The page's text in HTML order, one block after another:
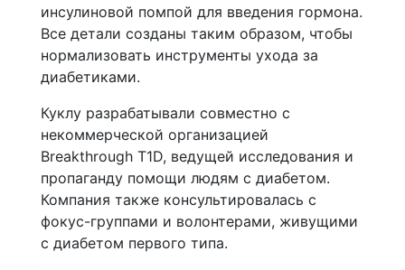
инсулиновой помпой для введения гормона.
Все детали созданы таким образом, чтобы
нормализовать инструменты ухода за
диабетиками.
Куклу разрабатывали совместно с
некоммерческой организацией
Breakthrough T1D, ведущей исследования и
пропаганду помощи людям с диабетом.
Компания также консультировалась с
фокус-группами и волонтерами, живущими
с диабетом первого типа.